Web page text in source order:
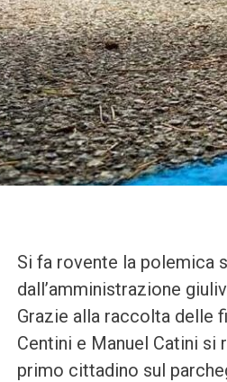
Si fa rovente la polemica
dall’amministrazione
Grazie alla raccolta delle
Centini e Manuel Catini si
primo cittadino sul